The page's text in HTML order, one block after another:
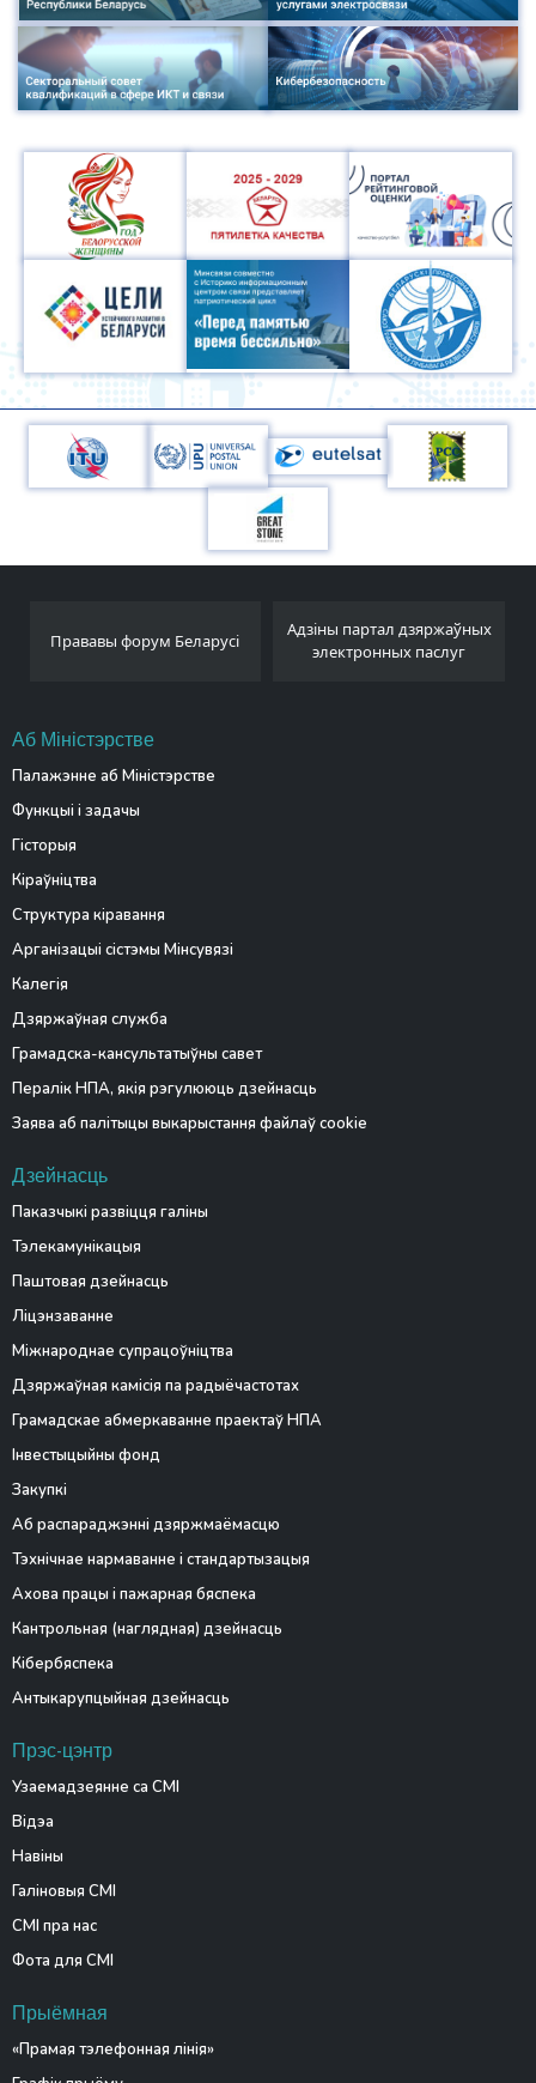
Прававы форум Беларусі
Адзіны партал дзяржаўных
электронных паслуг
Аб Міністэрстве
Палажэнне аб Міністэрстве
Функцыі і задачы
Гісторыя
Кіраўніцтва
Структура кіравання
Арганізацыі сістэмы Мінсувязі
Калегія
Дзяржаўная служба
Грамадска-кансультатыўны савет
Пералік НПА, якія рэгулююць дзейнасць
Заява аб палітыцы выкарыстання файлаў cookie
Дзейнасць
Паказчыкі развіцця галіны
Тэлекамунікацыя
Паштовая дзейнасць
Ліцэнзаванне
Міжнароднае супрацоўніцтва
Дзяржаўная камісія па радыёчастотах
Грамадскае абмеркаванне праектаў НПА
Інвестыцыйны фонд
Закупкі
Аб распараджэнні дзяржмаёмасцю
Тэхнічнае нармаванне і стандартызацыя
Ахова працы і пажарная бяспека
Кантрольная (наглядная) дзейнасць
Кібербяспека
Антыкарупцыйная дзейнасць
Прэс-цэнтр
Узаемадзеянне са СМІ
Відэа
Навіны
Галіновыя СМІ
СМІ пра нас
Фота для СМІ
Прыёмная
«Прамая тэлефонная лінія»